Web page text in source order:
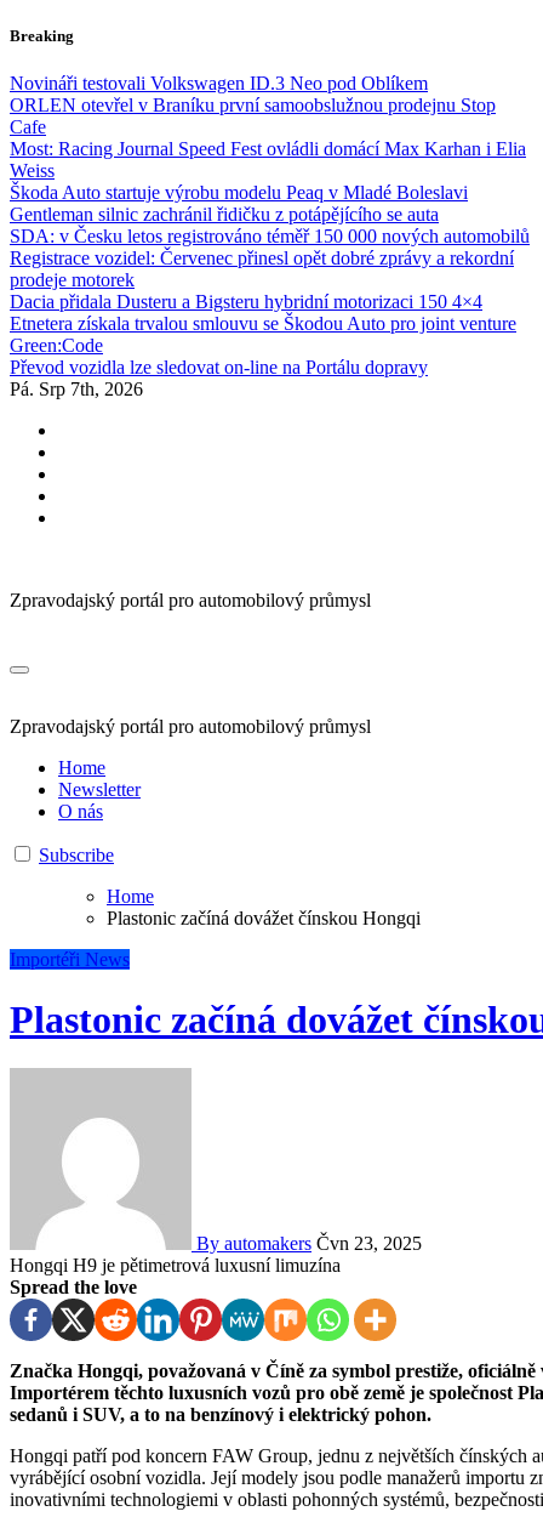
Skip
content
Breaking
Novináři testovali Volkswagen ID.3 Neo pod Oblíkem
ORLEN otevřel v Braníku první samoobslužnou prodejnu Stop
Cafe
Most: Racing Journal Speed Fest ovládli domácí Max Karhan i Elia
Weiss
Škoda Auto startuje výrobu modelu Peaq v Mladé Boleslavi
Gentleman silnic zachránil řidičku z potápějícího se auta
SDA: v Česku letos registrováno téměř 150 000 nových automobilů
Registrace vozidel: Červenec přinesl opět dobré zprávy a rekordní
prodeje motorek
Dacia přidala Dusteru a Bigsteru hybridní motorizaci 150 4×4
Etnetera získala trvalou smlouvu se Škodou Auto pro joint venture
Green:Code
Převod vozidla lze sledovat on-line na Portálu dopravy
Pá. Srp 7th, 2026
Zpravodajský portál pro automobilový průmysl
Zpravodajský portál pro automobilový průmysl
Home
Newsletter
O nás
Subscribe
Home
Plastonic začíná dovážet čínskou Hongqi
Importéři News
Plastonic začíná dovážet
By automakers Čvn 23, 2025
Hongqi H9 je pětimetrová luxusní limuzína
Spread the love
Značka Hongqi, považovaná v Číně za symbol prestiže, oficiálně vstupuje na slovenský a český automobilový trh.
Importérem těchto luxusních vozů pro obě země je společnost
sedanů i SUV, a to na benzínový i elektrický pohon.
Hongqi patří pod koncern FAW Group, jednu z největších čínských
vyrábějící osobní vozidla. Její modely jsou podle manažerů importu
inovativními technologiemi v oblasti pohonných systémů,